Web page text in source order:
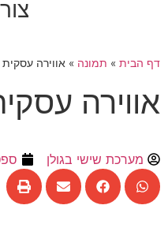
דף הבית » תמונה » אווירה
אווירה
מערכת שישי בגולן